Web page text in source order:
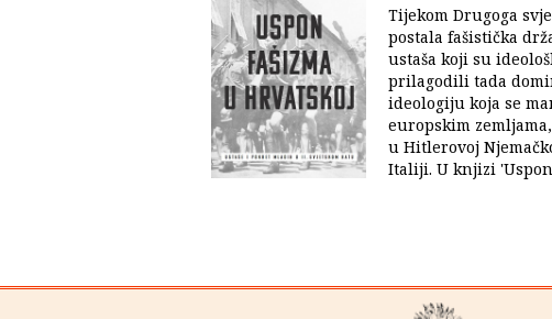
Tijekom Drugoga
postala fašistička
ustaša koji su
prilagodili tada
ideologiju koja se
europskim
u Hitlerovoj
Italiji. U knjizi